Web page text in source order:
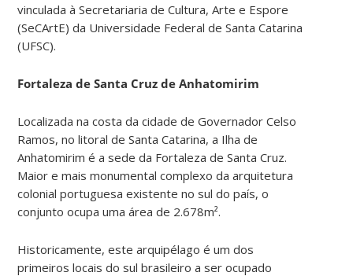
vinculada à Secretariaria de Cultura, Arte e Espore
(SeCArtE) da Universidade Federal de Santa Catarina
(UFSC).
Fortaleza de Santa Cruz de Anhatomirim
Localizada na costa da cidade de Governador Celso
Ramos, no litoral de Santa Catarina, a Ilha de
Anhatomirim é a sede da Fortaleza de Santa Cruz.
Maior e mais monumental complexo da arquitetura
colonial portuguesa existente no sul do país, o
conjunto ocupa uma área de 2.678m².
Historicamente, este arquipélago é um dos
primeiros locais do sul brasileiro a ser ocupado